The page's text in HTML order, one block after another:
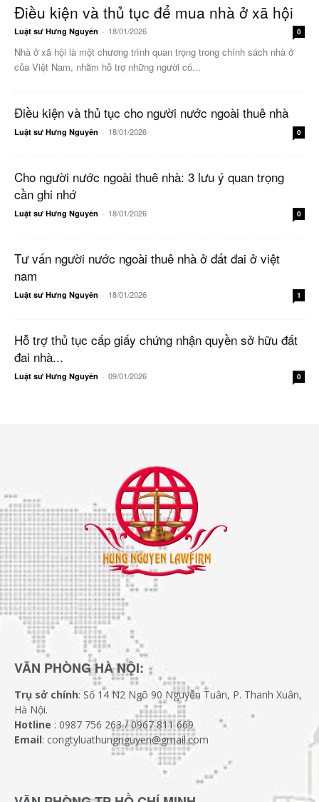
Điều kiện và thủ tục để mua nhà ở xã hội
Luật sư Hưng Nguyên - 18/01/2026 0
Nhà ở xã hội là một chương trình quan trọng trong chính sách nhà ở
của Việt Nam, nhằm hỗ trợ những người có...
Điều kiện và thủ tục cho người nước ngoài thuê nhà
Luật sư Hưng Nguyên - 18/01/2026 0
Cho người nước ngoài thuê nhà: 3 lưu ý quan trọng
cần ghi nhớ
Luật sư Hưng Nguyên - 18/01/2026 0
Tư vấn người nước ngoài thuê nhà ở đất đai ở việt
nam
Luật sư Hưng Nguyên - 18/01/2026 1
Hỗ trợ thủ tục cấp giấy chứng nhận quyền sở hữu đất
đai nhà...
Luật sư Hưng Nguyên - 09/01/2026 0
VĂN PHÒNG HÀ NỘI:
Trụ sở chính: Số 14 N2 Ngõ 90 Nguyễn Tuân, P. Thanh Xuân,
Hà Nội.
Hotline : 0987 756 263 / 0967 811 669
Email: congtyluathungnguyen@gmail.com